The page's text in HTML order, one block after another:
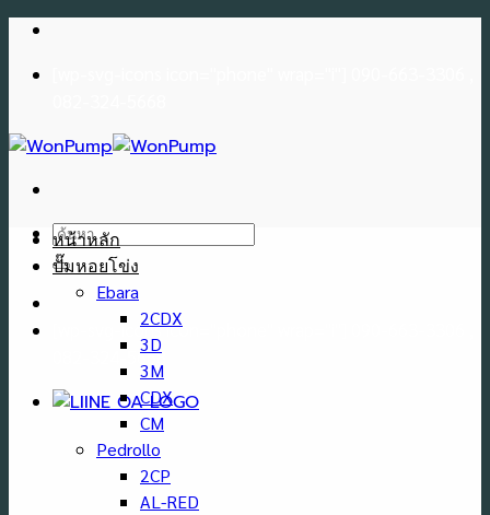
Skip
content
ค้นหา:
[wp-svg-icons icon="phone" wrap="i"] 090-663-3306 ,
082-324-5668
หน้าหลัก
ปั๊มหอยโข่ง
Ebara
2CDX
3D
3M
CDX
CM
Pedrollo
2CP
AL-RED